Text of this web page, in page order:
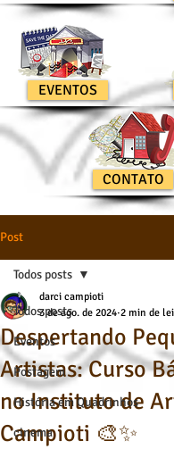
EVENTOS
CONTATO
Post
Todos posts
Eventos
Postagem
História em Quadrinhos
cinema
Todos posts
Despertando
Artistas: Curso
no Instituto de
Campioti 🎨✨
darci campioti
3 de ago. de 2024 2 min de